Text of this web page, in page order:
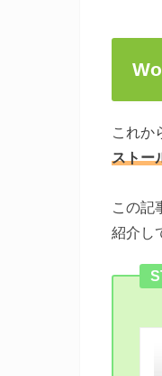
これか
ストー
この記
紹介し